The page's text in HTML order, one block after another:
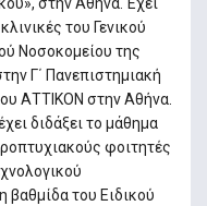
του Γενικού
Νοσοκομείου της
Γ΄ Πανεπιστημιακή
ΑΤΤΙΚΟΝ στην Αθήνα.
διδάξει το μάθημα
φοιτητές
του Ειδικού